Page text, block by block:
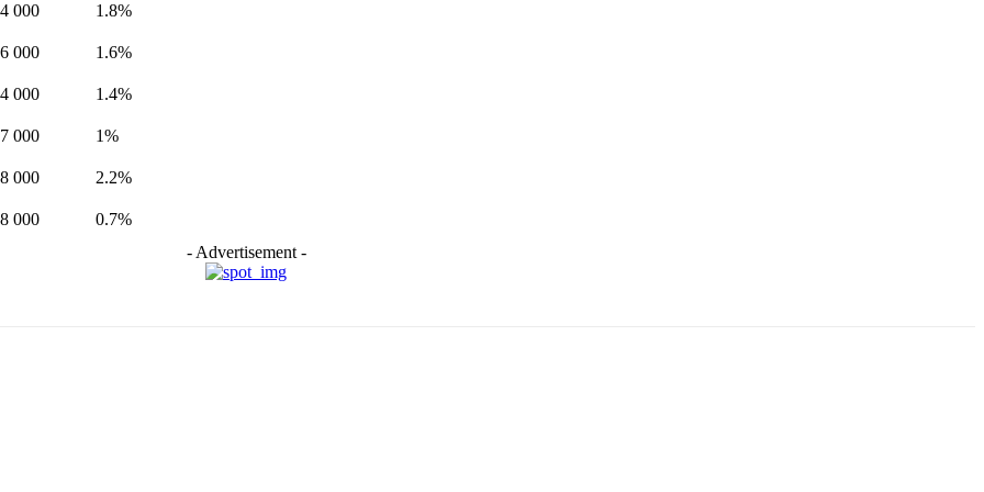
000 1.8%
000 1.6%
000 1.4%
000 1%
000 2.2%
000
0.7%
- Advertisement -